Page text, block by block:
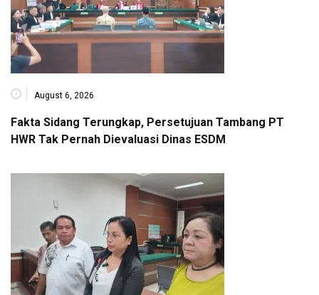
August 6, 2026
Fakta Sidang Terungkap, Persetujuan Tambang PT
HWR Tak Pernah Dievaluasi Dinas ESDM